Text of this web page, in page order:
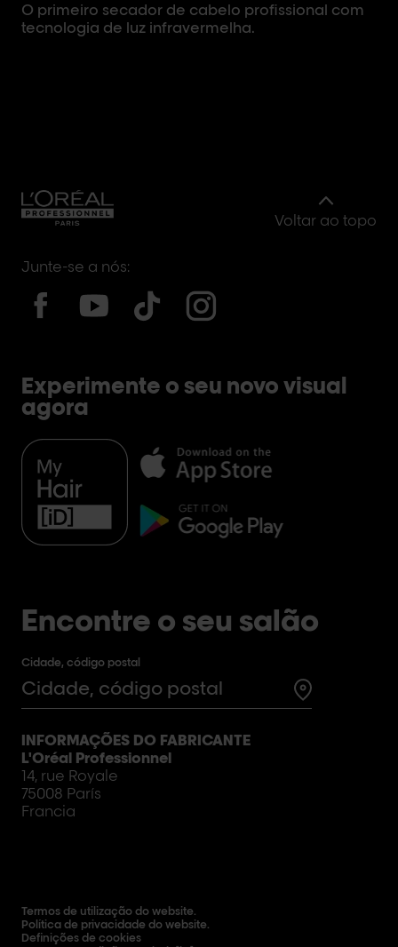
O primeiro secador de cabelo profissional com
tecnologia de luz infravermelha.
Voltar ao topo
Junte-se a nós:
Experimente o seu novo visual
agora
Encontre o seu salão
Cidade, código postal
Test
INFORMAÇÕES DO FABRICANTE
L'Oréal Professionnel
14, rue Royale
75008 París
Francia
Termos de utilização do website.
Política de privacidade do website.
Definições de cookies